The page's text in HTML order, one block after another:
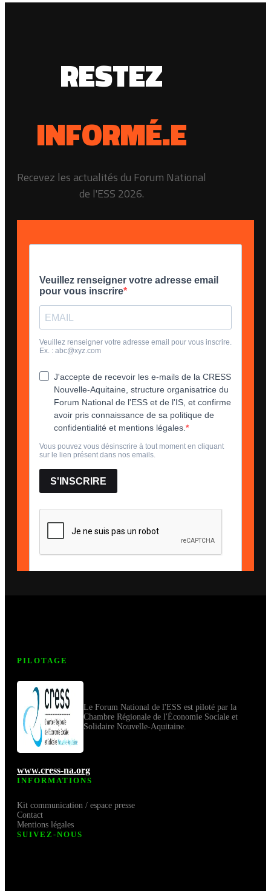
RESTEZ
INFORMÉ.E
Recevez les actualités du Forum National
de l'ESS 2026.
PILOTAGE
Le Forum National de l'ESS est piloté par la
Chambre Régionale de l'Économie Sociale et
Solidaire Nouvelle-Aquitaine.
www.cress-na.org
INFORMATIONS
Kit communication / espace presse
Contact
Mentions légales
SUIVEZ-NOUS